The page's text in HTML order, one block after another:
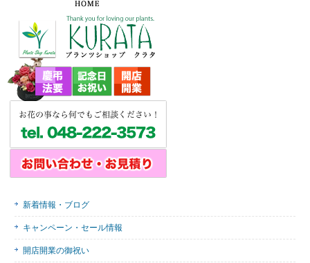
新着情報・ブログ
キャンペーン・セール情報
開店開業の御祝い